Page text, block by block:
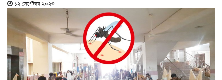
১২ সেপ্টেম্বর ২০২৩